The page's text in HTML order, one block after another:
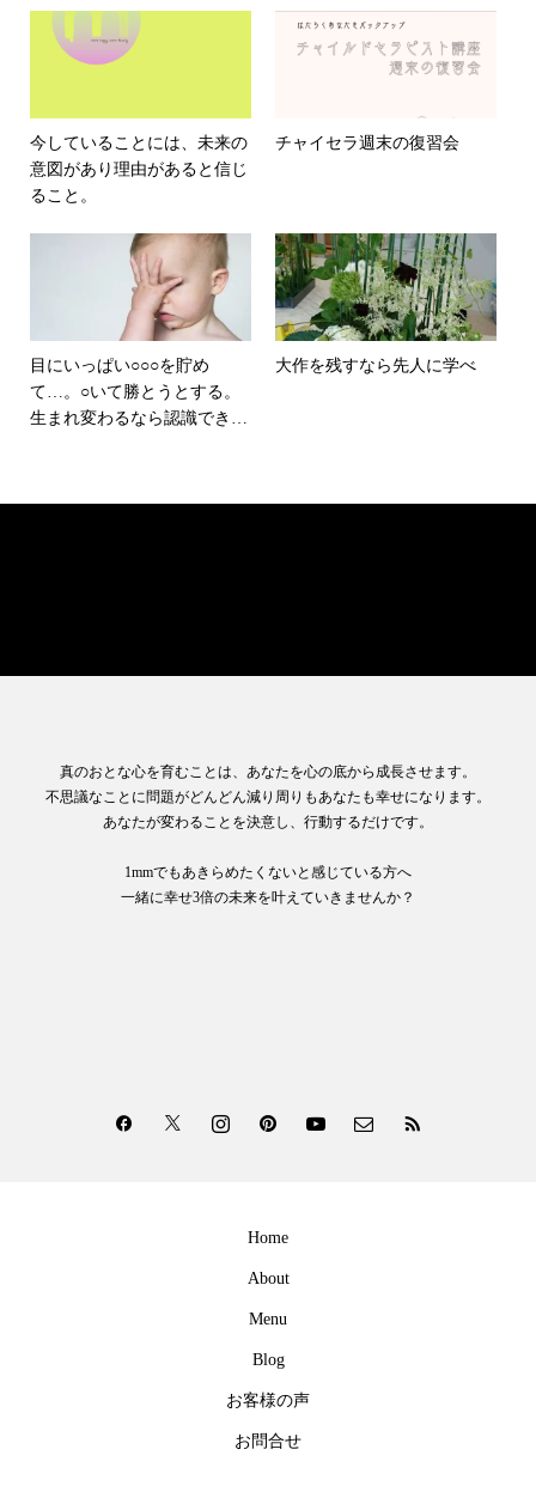
今していることには、未来の
意図があり理由があると信じ
ること。
チャイセラ週末の復習会
目にいっぱい○○○を貯め
て…。○いて勝とうとする。
生まれ変わるなら認識できな
大作を残すなら先人に学べ
真のおとな心を育むことは、あなたを心の底から成長させます。
不思議なことに問題がどんどん減り周りもあなたも幸せになります。
あなたが変わることを決意し、行動するだけです。
1mmでもあきらめたくないと感じている方へ
一緒に幸せ3倍の未来を叶えていきませんか？
Home
About
Menu
Blog
お客様の声
お問合せ